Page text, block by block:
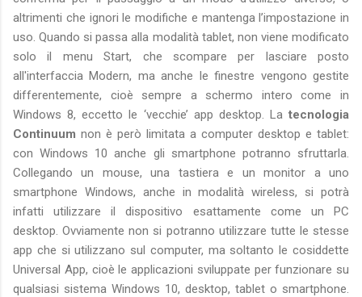
altrimenti che ignori le modifiche e mantenga l’impostazione in
uso. Quando si passa alla modalità tablet, non viene modificato
solo il menu Start, che scompare per lasciare posto
all'interfaccia Modern, ma anche le finestre vengono gestite
differentemente, cioè sempre a schermo intero come in
Windows 8, eccetto le ‘vecchie’ app desktop. La tecnologia
Continuum non è però limitata a computer desktop e tablet:
con Windows 10 anche gli smartphone potranno sfruttarla.
Collegando un mouse, una tastiera e un monitor a uno
smartphone Windows, anche in modalità wireless, si potrà
infatti utilizzare il dispositivo esattamente come un PC
desktop. Ovviamente non si potranno utilizzare tutte le stesse
app che si utilizzano sul computer, ma soltanto le cosiddette
Universal App, cioè le applicazioni sviluppate per funzionare su
qualsiasi sistema Windows 10, desktop, tablet o smartphone.